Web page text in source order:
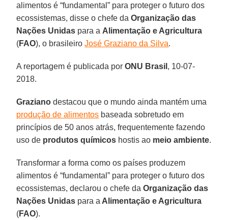
alimentos é “fundamental” para proteger o futuro dos
ecossistemas, disse o chefe daOrganização das
Nações Unidas para a Alimentação e Agricultura
(FAO), o brasileiroJosé Graziano da Silva.
A reportagem é publicada porONU Brasil , 10-07-
2018.
Graziano destacou que o mundo ainda mantém uma
produção de alimentos baseada sobretudo em
princípios de 50 anos atrás, frequentemente fazendo
uso de produtos químicos hostis ao meio ambiente.
Transformar a forma como os países produzem
alimentos é “fundamental” para proteger o futuro dos
ecossistemas, declarou o chefe daOrganização das
Nações Unidas para a Alimentação e Agricultura
(FAO).